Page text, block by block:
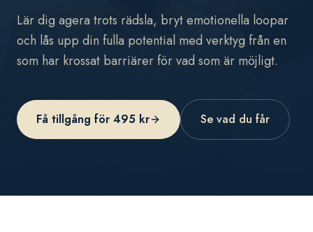
Lär dig agera trots rädsla, bryt emotionella loopar
och lås upp din fulla potential med verktyg från en
som har krossat barriärer för vad som är möjligt.
Få tillgång för 495 kr Se vad du får